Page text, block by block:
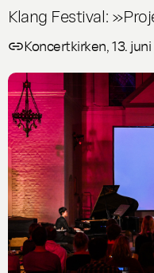
Klang Festival:
Koncertkirken, 13. juni